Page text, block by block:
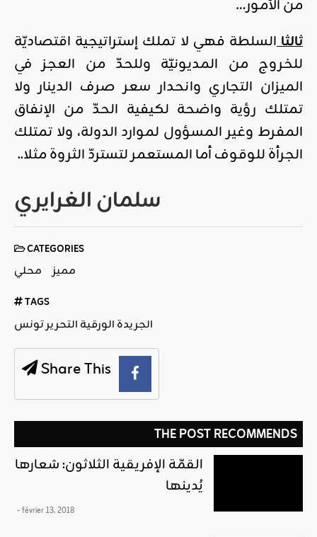
من الأمور…
ثالثاالسلطة فهي لا تملك إستراتيجية اقتصاديّة
للخروج من المديونيّة وللحدّ من العجز في
الميزان التجاري وانحدار سعر صرف الدينار ولا
تمتلك رؤية واضحة لكيفية الحدّ من الإنفاق
المفرط وغير المسؤول لموارد الدولة، ولا تمتلك
الجرأة للوقوف أما المستعمر لتستردّ الثروة مثلا..
سلمان الغرايري
CATEGORIES
محلي مميز
TAGS
الجريدة الورقية التحرير تونس
Share This
THE POST RECOMMENDS
القمّة الإفريقية الثلاثون: شعارها
يُدينها
- février 13, 2018